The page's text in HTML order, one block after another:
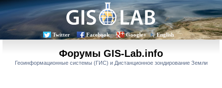
Twitter Facebook Google+ English
Форумы GIS-Lab.info
Геоинформационные системы (ГИС) и Дистанционное зондирование Земли